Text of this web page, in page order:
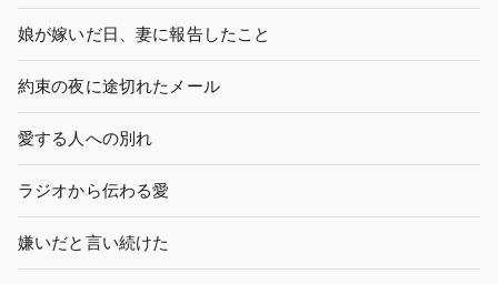
娘が嫁いだ日、妻に報告したこと
約束の夜に途切れたメール
愛する人への別れ
ラジオから伝わる愛
嫌いだと言い続けた